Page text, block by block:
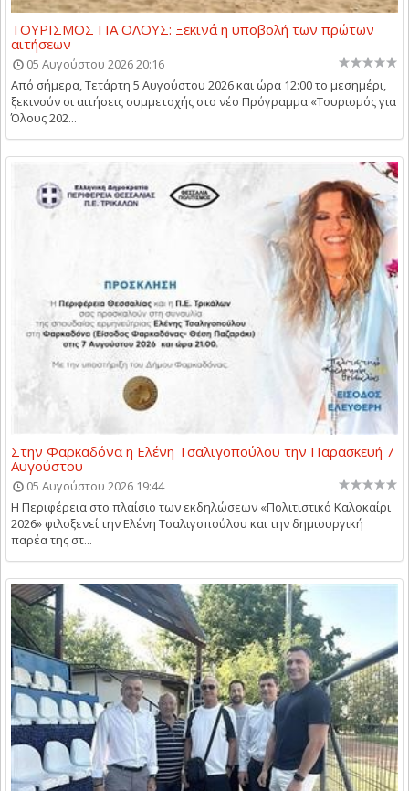
ΤΟΥΡΙΣΜΟΣ ΓΙΑ ΟΛΟΥΣ: Ξεκινά η υποβολή των πρώτων
αιτήσεων
05 Αυγούστου 2026 20:16
Από σήμερα, Τετάρτη 5 Αυγούστου 2026 και ώρα 12:00 το μεσημέρι,
ξεκινούν οι αιτήσεις συμμετοχής στο νέο Πρόγραμμα «Τουρισμός για
Όλους 202...
Στην Φαρκαδόνα η Ελένη Τσαλιγοπούλου την Παρασκευή 7
Αυγούστου
05 Αυγούστου 2026 19:44
Η Περιφέρεια στο πλαίσιο των εκδηλώσεων «Πολιτιστικό Καλοκαίρι
2026» φιλοξενεί την Ελένη Τσαλιγοπούλου και την δημιουργική
παρέα της στ...